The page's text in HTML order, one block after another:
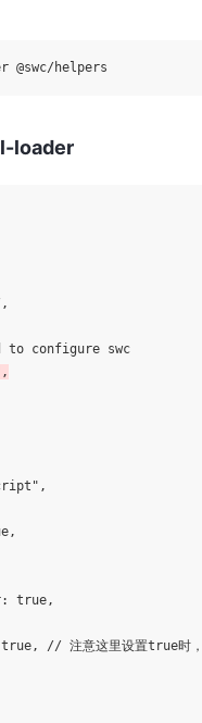
loader
true,
// 注意这里设置true时